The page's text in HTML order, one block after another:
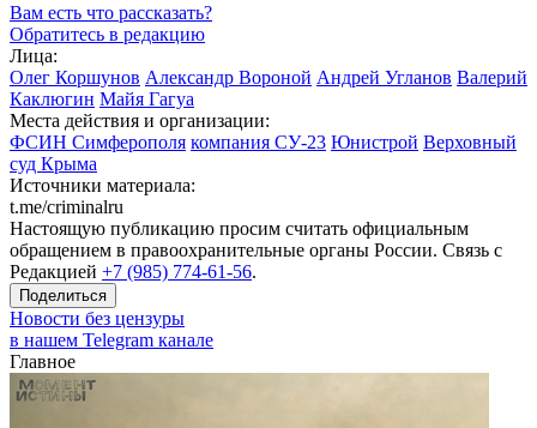
Вам есть что рассказать?
Обратитесь в редакцию
Лица:
Олег Коршунов Александр Вороной Андрей Угланов Валерий
Каклюгин Майя Гагуа
Места действия и организации:
ФСИН Симферополя компания СУ-23 Юнистрой Верховный
суд Крыма
Источники материала:
t.me/criminalru
Настоящую публикацию просим считать официальным
обращением в правоохранительные органы России. Связь с
Редакцией +7 (985) 774-61-56.
Поделиться
Новости без цензуры
в нашем Telegram канале
Главное